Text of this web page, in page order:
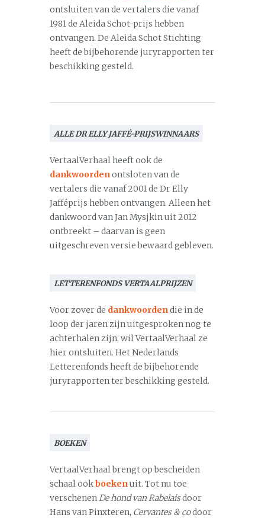
ontsluiten van de vertalers die vanaf
1981 de Aleida Schot-prijs hebben
ontvangen. De Aleida Schot Stichting
heeft de bijbehorende juryrapporten ter
beschikking gesteld.
ALLE DR ELLY JAFFÉ-PRIJSWINNAARS
VertaalVerhaal heeft ook de
dankwoordenontsloten van de
vertalers die vanaf 2001 de Dr Elly
Jafféprijs hebben ontvangen. Alleen het
dankwoord van Jan Mysjkin uit 2012
ontbreekt – daarvan is geen
uitgeschreven versie bewaard gebleven.
LETTERENFONDS VERTAALPRIJZEN
Voor zover de dankwoordendie in de
loop der jaren zijn uitgesproken nog te
achterhalen zijn, wil VertaalVerhaal ze
hier ontsluiten. Het Nederlands
Letterenfonds heeft de bijbehorende
juryrapporten ter beschikking gesteld.
BOEKEN
VertaalVerhaal brengt op bescheiden
schaal ookboekenuit. Tot nu toe
verschenenDe hond van Rabelaisdoor
Hans van Pinxteren, Cervantes & codoor